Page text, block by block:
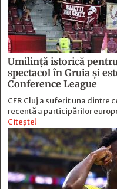
Umilință istorică
spectacol în Gruia și
Conference League
CFR Cluj a suferit una dintre
recentă a participărilor
Citește!